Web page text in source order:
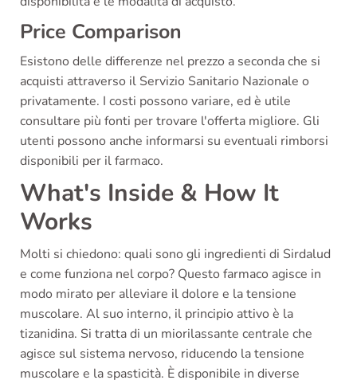
Price Comparison
Esistono delle differenze nel prezzo a seconda che si
acquisti attraverso il Servizio Sanitario Nazionale o
privatamente. I costi possono variare, ed è utile
consultare più fonti per trovare l'offerta migliore. Gli
utenti possono anche informarsi su eventuali rimborsi
disponibili per il farmaco.
What's Inside & How It
Works
Molti si chiedono: quali sono gli ingredienti di Sirdalud
e come funziona nel corpo? Questo farmaco agisce in
modo mirato per alleviare il dolore e la tensione
muscolare. Al suo interno, il principio attivo è la
tizanidina. Si tratta di un miorilassante centrale che
agisce sul sistema nervoso, riducendo la tensione
muscolare e la spasticità. È disponibile in diverse